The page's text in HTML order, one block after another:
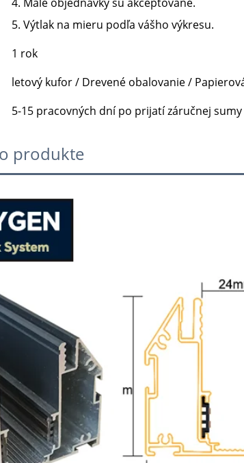
5. Výtlak na mieru podľa vášho výkresu.
1 rok
letový kufor / Drevené obalovanie /
5-15 pracovných dní po prijatí záručnej sumy
produkte